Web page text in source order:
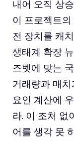
내어 오직 상
이 프로젝트
전 장치를 캐
생태계 확장
즈벳에 맞는
거래량과 매
요인 계산에
라. 이 조처 없
어를 생각 못